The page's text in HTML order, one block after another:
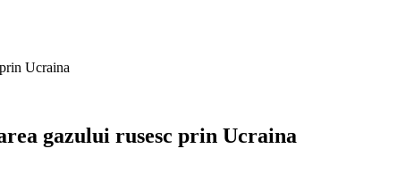
Ucraina
gazului rusesc prin Ucraina